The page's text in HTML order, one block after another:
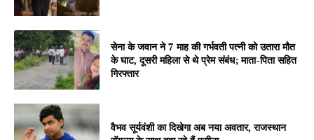
Company
About
Contact us
My account
सेना के जवान ने 7 माह की गर्भवती पत्नी को उतारा मौत
के घाट, दूसरी महिला से थे प्रेम संबंध; माता-पिता सहित
गिरफ्तार
वैभव सूर्यवंशी का दिखेगा अब नया अवतार, राजस्थान